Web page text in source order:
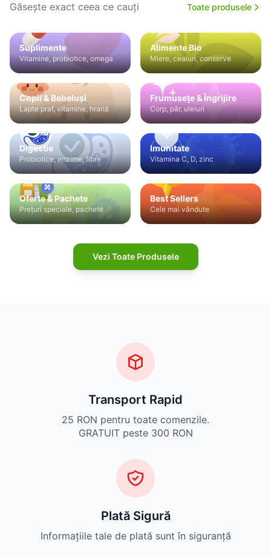
Găsește exact ceea ce cauți Toate produsele
Suplimente
Vitamine, probiotice, omega
Alimente Bio
Miere, ceaiuri, conserve
Copii & Bebeluși
Lapte praf, vitamine, hrană
Frumusețe & Îngrijire
Corp, păr, uleiuri
Digestie
Probiotice, enzime, fibre
Imunitate
Vitamina C, D, zinc
Oferte & Pachete
Prețuri speciale, pachete
Best Sellers
Cele mai vândute
Vezi Toate Produsele
Transport Rapid
25 RON pentru toate comenzile.
GRATUIT peste 300 RON
Plată Sigură
Informațiile tale de plată sunt în siguranță